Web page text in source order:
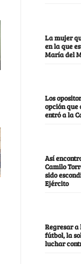
La mujer
en la que
María del
Los
opción
entró a la
Así
Camilo
sido
Ejército
Regresar
fútbol, la
luchar